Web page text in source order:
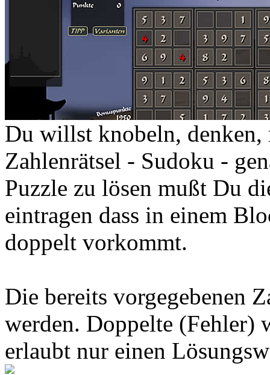
Du willst knobeln, denken,
Zahlenrätsel - Sudoku -
Puzzle zu lösen mußt Du
eintragen dass in einem
doppelt vorkommt.
Die bereits vorgegebenen
werden. Doppelte (Fehler)
erlaubt nur einen